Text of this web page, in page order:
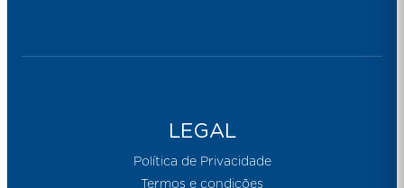
LEGAL
Política de Privacidade
Termos e condições